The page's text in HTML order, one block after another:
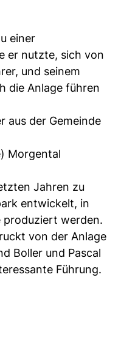
einer
er nutzte, sich von
und seinem
die Anlage führen
aus der Gemeinde
Morgental
Jahren zu
entwickelt, in
produziert werden.
von der Anlage
Boller und Pascal
Führung.